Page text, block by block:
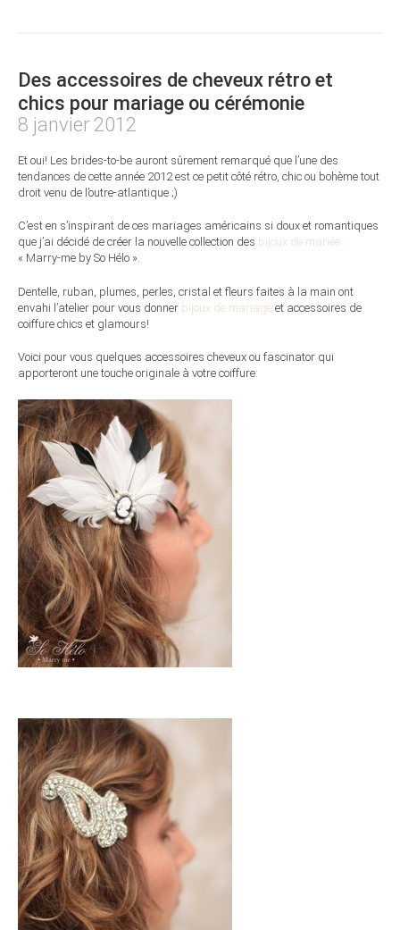
Des accessoires de cheveux rétro et
chics pour mariage ou cérémonie
8 janvier 2012
Et oui! Les brides-to-be auront sûrement remarqué que l’une des
tendances de cette année 2012 est ce petit côté rétro, chic ou bohème tout
droit venu de l’outre-atlantique ;)
C’est en s’inspirant de ces mariages américains si doux et romantiques
que j’ai décidé de créer la nouvelle collection des bijoux de mariée
« Marry-me by So Hélo ».
Dentelle, ruban, plumes, perles, cristal et fleurs faites à la main ont
envahi l’atelier pour vous donner bijoux de mariage et accessoires de
coiffure chics et glamours!
Voici pour vous quelques accessoires cheveux ou fascinator qui
apporteront une touche originale à votre coiffure: